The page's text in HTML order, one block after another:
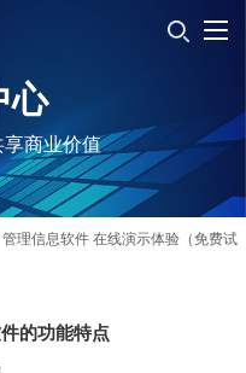
心
商业价值
管理信息软件 在线演示体验（免费试
的功能特点